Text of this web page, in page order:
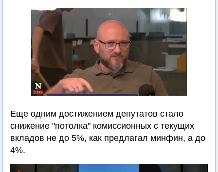
Еще одним достижением депутатов стало
снижение "потолка" комиссионных с текущих
вкладов не до 5%, как предлагал минфин, а до
4%.